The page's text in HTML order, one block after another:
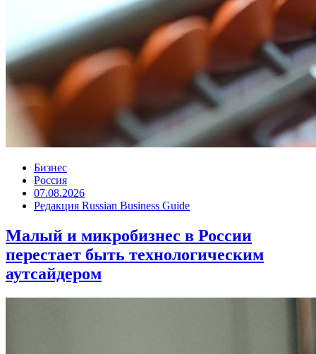
Бизнес
Россия
07.08.2026
Редакция Russian Business Guide
Малый и микробизнес в России
перестает быть технологическим
аутсайдером